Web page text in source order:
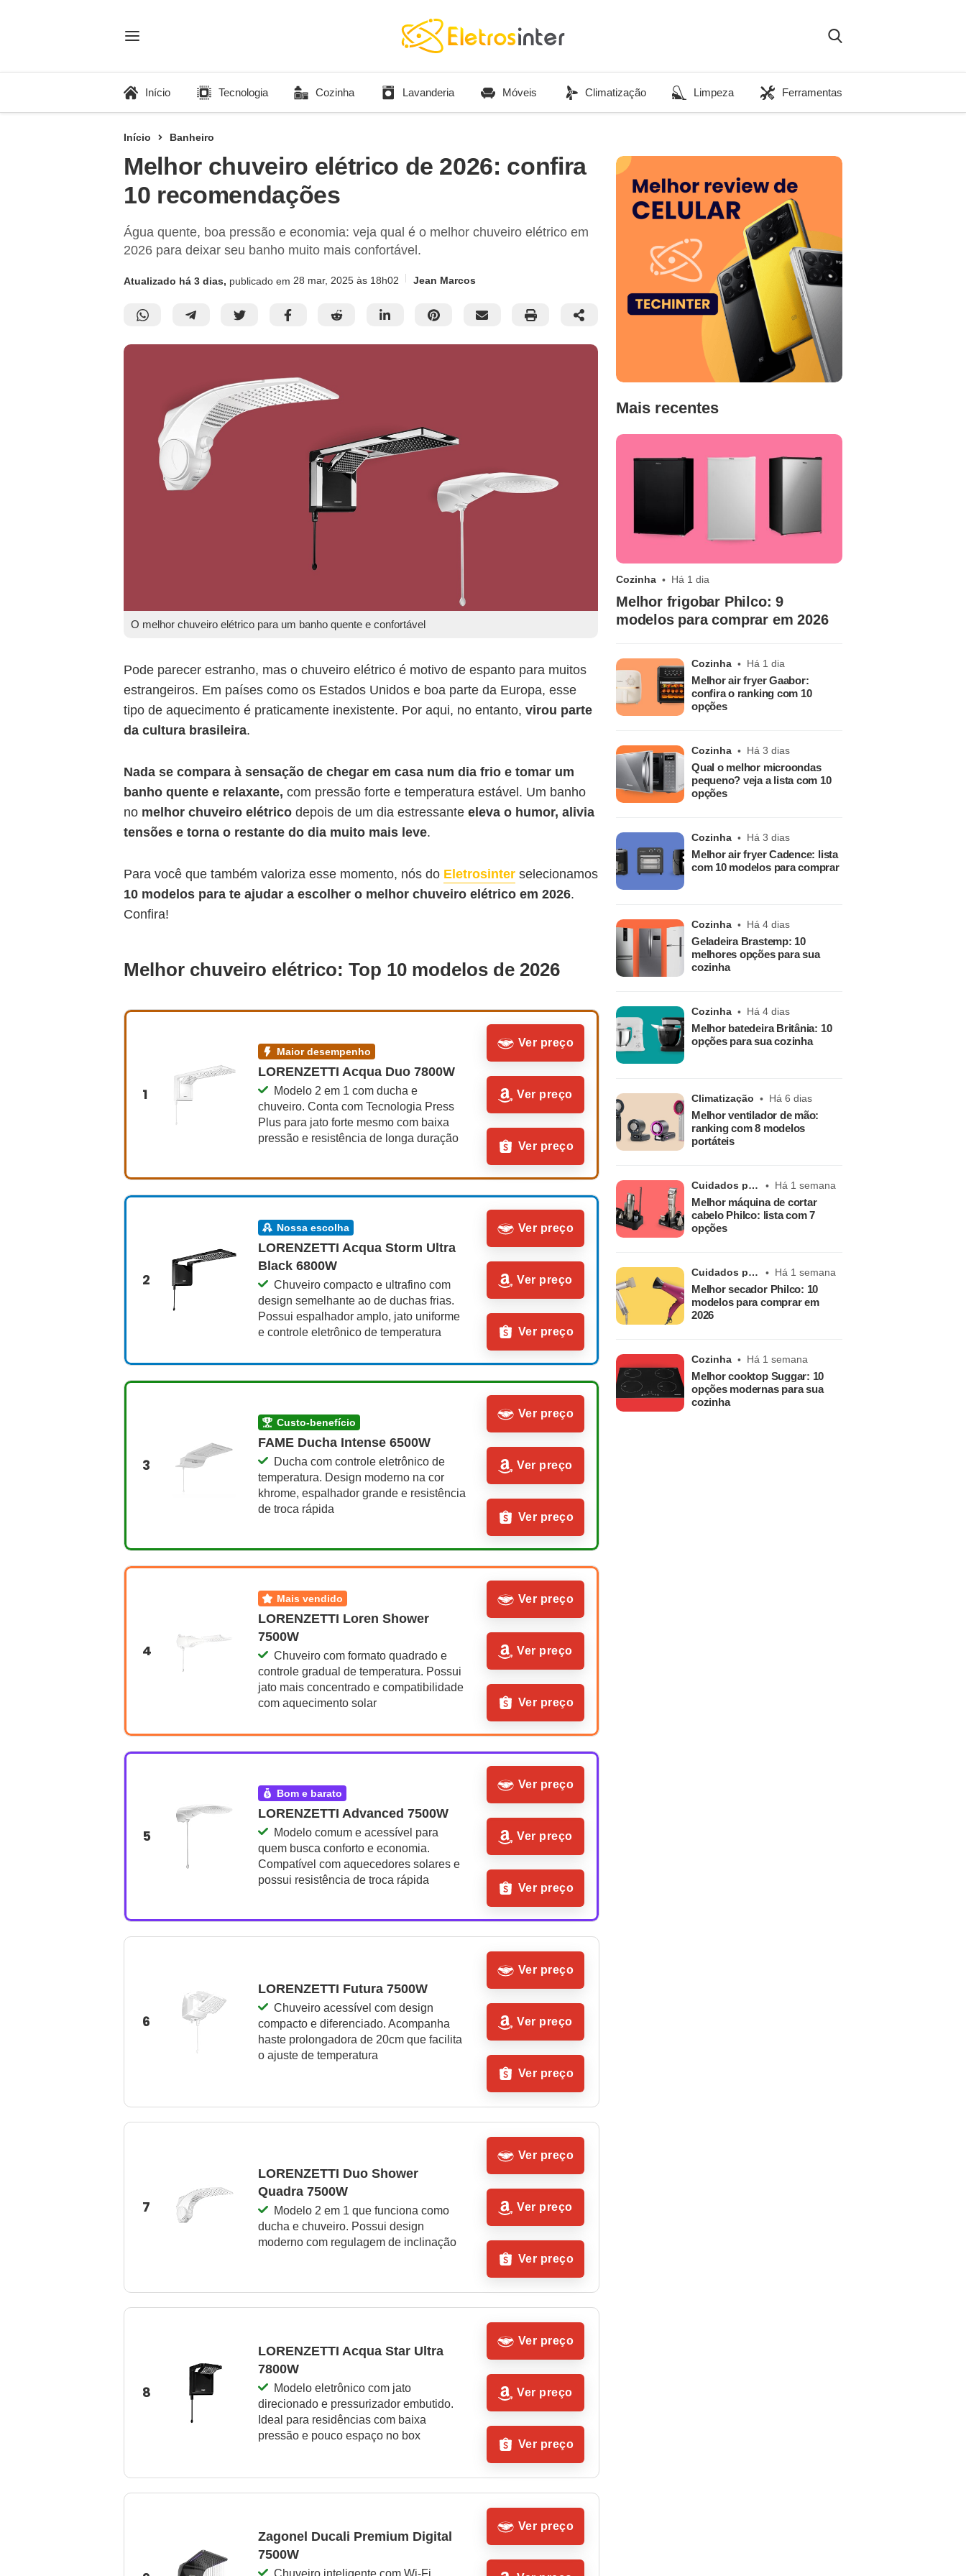
Início Tecnologia Cozinha Lavanderia Móveis Climatização Limpeza Ferramentas
Início Banheiro
Melhor chuveiro elétrico de 2026: confira
10 recomendações
Água quente, boa pressão e economia: veja qual é o melhor chuveiro elétrico em
2026 para deixar seu banho muito mais confortável.
Atualizado há 3 dias, publicado em 28 mar, 2025 às 18h02 Jean Marcos
O melhor chuveiro elétrico para um banho quente e confortável
Pode parecer estranho, mas o chuveiro elétrico é motivo de espanto para muitos
estrangeiros. Em países como os Estados Unidos e boa parte da Europa, esse
tipo de aquecimento é praticamente inexistente. Por aqui, no entanto, virou parte
da cultura brasileira.
Nada se compara à sensação de chegar em casa num dia frio e tomar um
banho quente e relaxante, com pressão forte e temperatura estável. Um banho
no melhor chuveiro elétrico depois de um dia estressante eleva o humor, alivia
tensões e torna o restante do dia muito mais leve.
Para você que também valoriza esse momento, nós do Eletrosinter selecionamos
10 modelos para te ajudar a escolher o melhor chuveiro elétrico em 2026.
Confira!
Melhor chuveiro elétrico: Top 10 modelos de 2026
1
maior desempenho
LORENZETTI Acqua Duo 7800W
Modelo 2 em 1 com ducha e
chuveiro. Conta com Tecnologia Press
Plus para jato forte mesmo com baixa
pressão e resistência de longa duração
Ver preço
Ver preço
Ver preço
2
nossa escolha
LORENZETTI Acqua Storm Ultra
Black 6800W
Chuveiro compacto e ultrafino com
design semelhante ao de duchas frias.
Possui espalhador amplo, jato uniforme
e controle eletrônico de temperatura
Ver preço
Ver preço
Ver preço
3
custo-benefício
FAME Ducha Intense 6500W
Ducha com controle eletrônico de
temperatura. Design moderno na cor
khrome, espalhador grande e resistência
de troca rápida
Ver preço
Ver preço
Ver preço
4
mais vendido
LORENZETTI Loren Shower
7500W
Chuveiro com formato quadrado e
controle gradual de temperatura. Possui
jato mais concentrado e compatibilidade
com aquecimento solar
Ver preço
Ver preço
Ver preço
5
bom e barato
LORENZETTI Advanced 7500W
Modelo comum e acessível para
quem busca conforto e economia.
Compatível com aquecedores solares e
possui resistência de troca rápida
Ver preço
Ver preço
Ver preço
6
LORENZETTI Futura 7500W
Chuveiro acessível com design
compacto e diferenciado. Acompanha
haste prolongadora de 20cm que facilita
o ajuste de temperatura
Ver preço
Ver preço
Ver preço
7
LORENZETTI Duo Shower
Quadra 7500W
Modelo 2 em 1 que funciona como
ducha e chuveiro. Possui design
moderno com regulagem de inclinação
Ver preço
Ver preço
Ver preço
8
LORENZETTI Acqua Star Ultra
7800W
Modelo eletrônico com jato
direcionado e pressurizador embutido.
Ideal para residências com baixa
pressão e pouco espaço no box
Ver preço
Ver preço
Ver preço
Zagonel Ducali Premium Digital
7500W
Chuveiro inteligente com Wi-Fi,
Ver preço
Mais recentes
Cozinha Há 1 dia
Melhor frigobar Philco: 9
modelos para comprar em 2026
Cozinha Há 1 dia
Melhor air fryer Gaabor:
confira o ranking com 10
opções
Cozinha Há 3 dias
Qual o melhor microondas
pequeno? veja a lista com 10
opções
Cozinha Há 3 dias
Melhor air fryer Cadence: lista
com 10 modelos para comprar
Cozinha Há 4 dias
Geladeira Brastemp: 10
melhores opções para sua
cozinha
Cozinha Há 4 dias
Melhor batedeira Britânia: 10
opções para sua cozinha
Climatização Há 6 dias
Melhor ventilador de mão:
ranking com 8 modelos
portáteis
Cuidados pessoais Há 1 semana
Melhor máquina de cortar
cabelo Philco: lista com 7
opções
Cuidados pessoais Há 1 semana
Melhor secador Philco: 10
modelos para comprar em
2026
Cozinha Há 1 semana
Melhor cooktop Suggar: 10
opções modernas para sua
cozinha